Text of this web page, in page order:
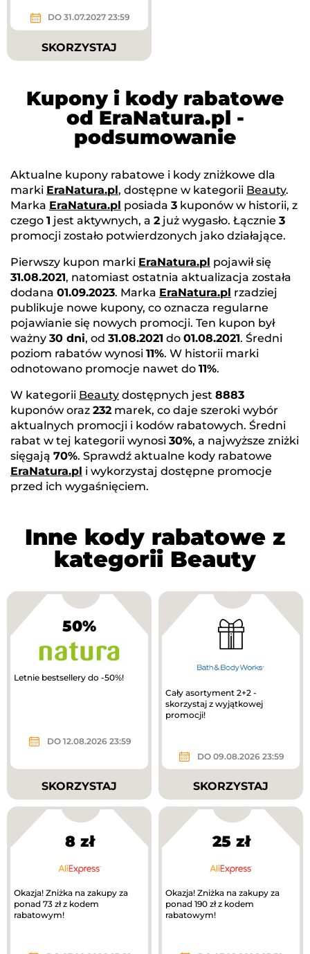
DO 31.07.2027 23:59
SKORZYSTAJ
Kupony i kody rabatowe
od EraNatura.pl -
podsumowanie
Aktualne kupony rabatowe i kody zniżkowe dla
marki EraNatura.pl, dostępne w kategorii Beauty.
Marka EraNatura.pl posiada 3 kuponów w historii, z
czego 1 jest aktywnych, a 2 już wygasło. Łącznie 3
promocji zostało potwierdzonych jako działające.
Pierwszy kupon marki EraNatura.pl pojawił się
31.08.2021, natomiast ostatnia aktualizacja została
dodana 01.09.2023. Marka EraNatura.pl rzadziej
publikuje nowe kupony, co oznacza regularne
pojawianie się nowych promocji. Ten kupon był
ważny 30 dni, od 31.08.2021 do 01.08.2021. Średni
poziom rabatów wynosi 11%. W historii marki
odnotowano promocje nawet do 11%.
W kategorii Beauty dostępnych jest 8883
kuponów oraz 232 marek, co daje szeroki wybór
aktualnych promocji i kodów rabatowych. Średni
rabat w tej kategorii wynosi 30%, a najwyższe zniżki
sięgają 70%. Sprawdź aktualne kody rabatowe
EraNatura.pl i wykorzystaj dostępne promocje
przed ich wygaśnięciem.
Inne kody rabatowe z
kategorii Beauty
50%
Letnie bestsellery do -50%!
DO 12.08.2026 23:59
SKORZYSTAJ
Cały asortyment 2+2 -
skorzystaj z wyjątkowej
promocji!
DO 09.08.2026 23:59
SKORZYSTAJ
8 zł
Okazja! Zniżka na zakupy za
ponad 73 zł z kodem
rabatowym!
25 zł
Okazja! Zniżka na zakupy za
ponad 190 zł z kodem
rabatowym!